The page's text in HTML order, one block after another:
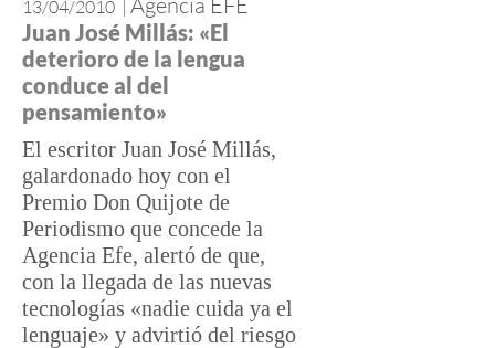
13/04/2010 |
Juan José Millás: «El
deterioro de la lengua
conduce al del
pensamiento»
El escritor Juan José Millás,
galardonado hoy con el
Premio Don Quijote de
Periodismo que concede la
Agencia Efe, alertó de que,
con la llegada de las nuevas
tecnologías «nadie cuida ya el
lenguaje» y advirtió del riesgo